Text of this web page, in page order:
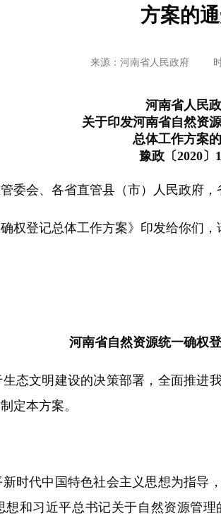
方案的
来源：河南省人民政府
河南省人民
关于印发河南省自然资
总体工作方案
豫政〔2020〕
委会、各省直管县（市）人民政府，
登记总体工作方案》印发给你们，
河南省自然资源统一确权
文明建设的决策部署，全面推进
定本方案。
代中国特色社会主义思想为指导
和习近平总书记关于自然资源管